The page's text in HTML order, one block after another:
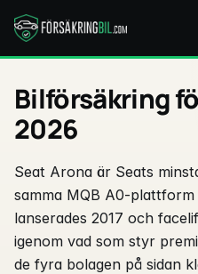
Bilförsäkring
2026
Seat Arona är Seats
samma MQB A0-
lanserades 2017 och
igenom vad som styr
de fyra bolagen på sidan